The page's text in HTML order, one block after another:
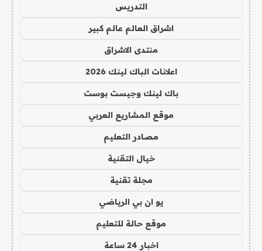
التدريس
اشراق العالم عالم كبير
منتدى الاشراق
اعلانات الباك لينك 2026
باك لينك وجيست بوست
موقع المشاريع العربي
مصادر التعليم
خيال التقنية
مجلة تقنية
يو ان بي الرياضي
موقع حالة للتعليم
اخبار 24 ساعة